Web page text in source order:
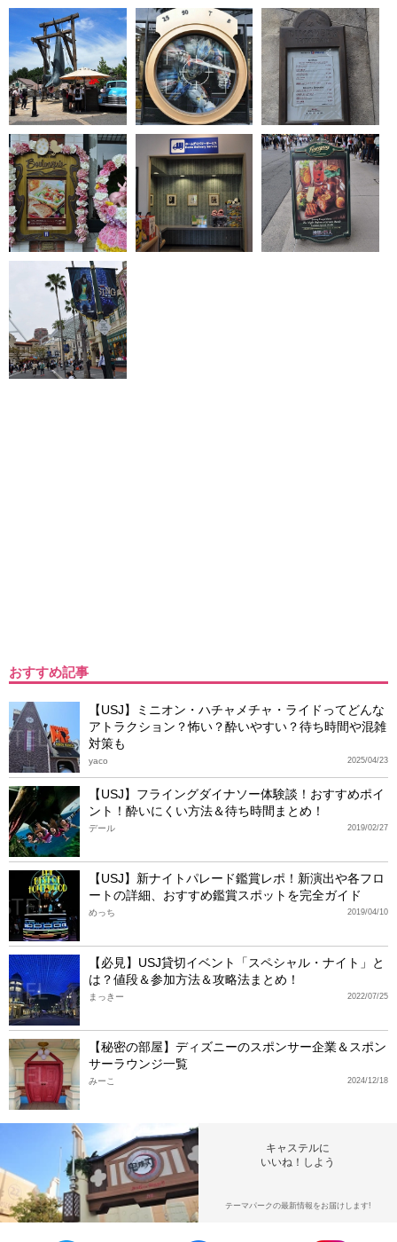
おすすめ記事
【USJ】ミニオン・ハチャメチャ・ライドってどんな
アトラクション？怖い？酔いやすい？待ち時間や混雑
対策も
2025/04/23
yaco
【USJ】フライングダイナソー体験談！おすすめポイ
ント！酔いにくい方法＆待ち時間まとめ！
2019/02/27
デール
【USJ】新ナイトパレード鑑賞レポ！新演出や各フロ
ートの詳細、おすすめ鑑賞スポットを完全ガイド
2019/04/10
めっち
【必見】USJ貸切イベント「スペシャル・ナイト」と
は？値段＆参加方法＆攻略法まとめ！
2022/07/25
まっきー
【秘密の部屋】ディズニーのスポンサー企業＆スポン
サーラウンジ一覧
2024/12/18
みーこ
キャステルに
いいね！しよう
テーマパークの最新情報をお届けします!